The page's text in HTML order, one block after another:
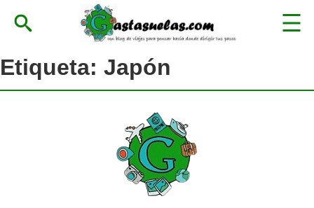
Etiqueta: Japón